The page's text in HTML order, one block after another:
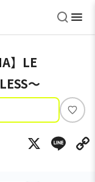
】LE
～
い
ね
X